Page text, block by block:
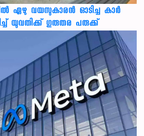
ഏഴു വയസുകാരന്‍ ഓടിച്ച കാര്‍
യുവതിക്ക് ഗുരുതര പരുക്ക്